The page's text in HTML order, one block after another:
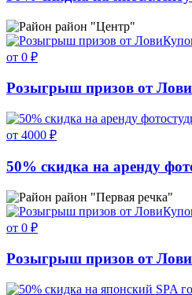
район "Центр"
от 0 ₽
Розыгрыш призов от
от 4000 ₽
50% скидка на аренду
район "Первая речка"
от 0 ₽
Розыгрыш призов от